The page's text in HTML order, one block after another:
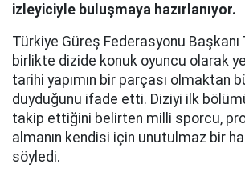
izleyiciyle buluşmaya hazırlanıyor.
Türkiye Güreş Federasyonu Başkanı
birlikte dizide konuk oyuncu olarak
tarihi yapımın bir parçası olmaktan
duyduğunu ifade etti. Diziyi ilk
takip ettiğini belirten milli sporcu,
almanın kendisi için unutulmaz bir
söyledi.